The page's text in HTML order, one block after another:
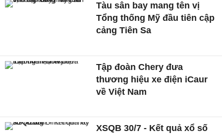
Tàu sân bay mang tên vị
Tổng thống Mỹ đầu tiên cập
cảng Tiên Sa
Tập đoàn Chery đưa
thương hiệu xe điện iCaur
về Việt Nam
XSQB 30/7 - Kết quả xổ số